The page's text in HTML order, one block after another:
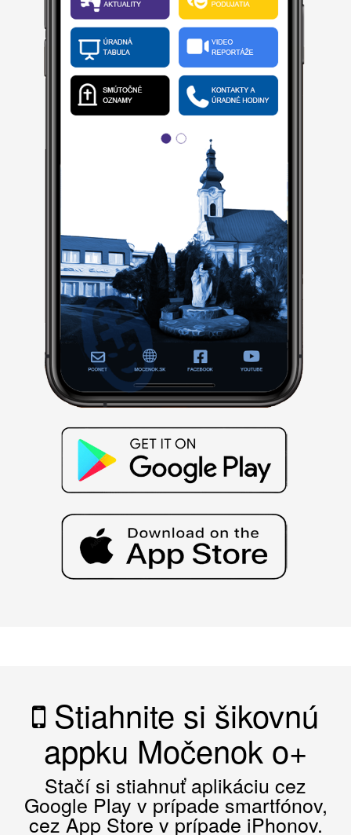
Stiahnite si šikovnú
appku Močenok o+
Stačí si stiahnuť aplikáciu cez
Google Play v prípade smartfónov,
cez App Store v prípade iPhonov.